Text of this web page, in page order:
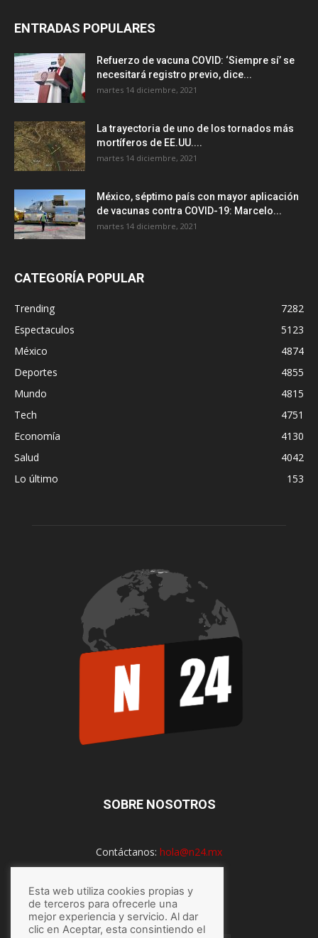
ENTRADAS POPULARES
Refuerzo de vacuna COVID: ‘Siempre sí’ se
necesitará registro previo, dice...
martes 14 diciembre, 2021
La trayectoria de uno de los tornados más
mortíferos de EE.UU....
martes 14 diciembre, 2021
México, séptimo país con mayor aplicación
de vacunas contra COVID-19: Marcelo...
martes 14 diciembre, 2021
CATEGORÍA POPULAR
Trending
7282
Espectaculos
5123
México
4874
Deportes
4855
Mundo
4815
Tech
4751
Economía
4130
Salud
4042
Lo último
153
SOBRE NOSOTROS
Contáctanos: hola@n24.mx
SÍGUENOS
Esta web utiliza cookies propias y
de terceros para ofrecerle una
mejor experiencia y servicio. Al dar
clic en Aceptar, esta consintiendo el